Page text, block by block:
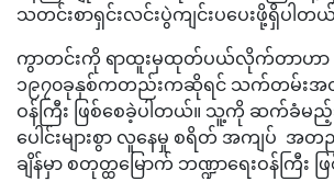
သတင်းစာရှင်းလင်းပွဲကျင်းပပေးဖို့ရှိပါတ
ကွာတင်းကို ရာထူးမှထုတ်ပယ်လိုက်တာဟာ
၁၉၇၀ခုနှစ်ကတည်းကဆိုရင် သက်တမ်းအတို
ဝန်ကြီး ဖြစ်စေခဲ့ပါတယ်။ သူ့ကို ဆက်ခံမ
ပေါင်းများစွာ လူနေမှု စရိတ် အကျပ် အတ
ချိန်မှာ စတုတ္ထမြောက် ဘဏ္ဍာရေးဝန်ကြီး ဖ